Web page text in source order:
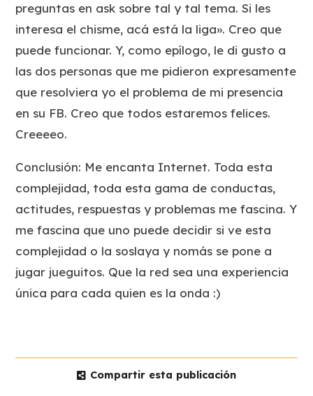
preguntas en ask sobre tal y tal tema. Si les
interesa el chisme, acá está la liga». Creo que
puede funcionar. Y, como epílogo, le di gusto a
las dos personas que me pidieron expresamente
que resolviera yo el problema de mi presencia
en su FB. Creo que todos estaremos felices.
Creeeeo.
Conclusión: Me encanta Internet. Toda esta
complejidad, toda esta gama de conductas,
actitudes, respuestas y problemas me fascina. Y
me fascina que uno puede decidir si ve esta
complejidad o la soslaya y nomás se pone a
jugar jueguitos. Que la red sea una experiencia
única para cada quien es la onda :)
Compartir esta publicación